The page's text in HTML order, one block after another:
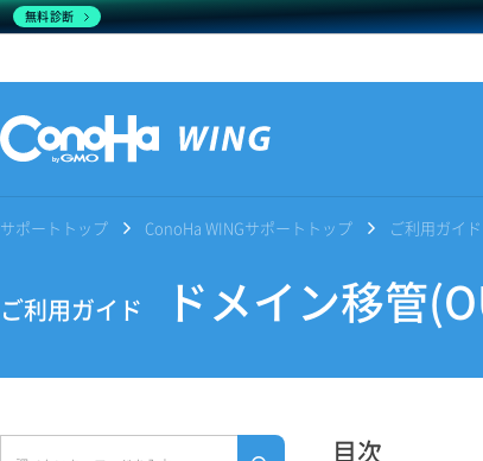
サポートトップ ConoHa WINGサポートトップ ご利用ガイド
ご利用ガイド ドメイン移管
目次
無料診断